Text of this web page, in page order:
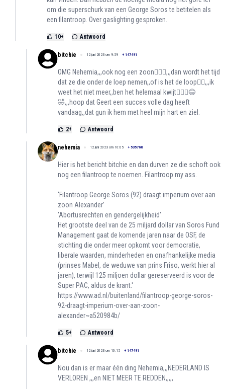
om die superschurk van een George Soros te betitelen als
een filantroop. Over gaslighting gesproken.
10+ Antwoord
bitchie 12 juni 2023 om 9:59 + 147491
OMG Nehemia,,,ook nog een zoon🤦🏻‍♀️,,,dan wordt het tijd
dat ze die onder de loep nemen,,of is het de loop😮‍💨,,,ik
weet het niet meer,,ben het helemaal kwijt🤷🏻‍♀️😂
🤣,,,hoop dat Geert een succes volle dag heeft
vandaag,,dat gun ik hem met heel mijn hart en ziel.
2+ Antwoord
nehemia 12 juni 2023 om 10:05 + 535768
Hier is het bericht bitchie en dan durven ze die schoft ook
nog een filantroop te noemen. Filantroop my ass.
‘Filantroop George Soros (92) draagt imperium over aan
zoon Alexander’
'Abortusrechten en gendergelijkheid'
Het grootste deel van de 25 miljard dollar van Soros Fund
Management gaat de komende jaren naar de OSF, de
stichting die onder meer opkomt voor democratie,
liberale waarden, minderheden en onafhankelijke media
(prinses Mabel, de weduwe van prins Friso, werkt hier al
jaren), terwijl 125 miljoen dollar gereserveerd is voor de
Super PAC, aldus de krant.'
https://www.ad.nl/buitenland/filantroop-george-soros-
92-draagt-imperium-over-aan-zoon-
alexander~a520984b/
5+ Antwoord
bitchie 12 juni 2023 om 10:15 + 147491
Nou dan is er maar één ding Nehemia,,,NEDERLAND IS
VERLOREN ,,,en NIET MEER TE REDDEN,,,,,